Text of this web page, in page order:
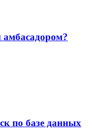
амбасадором?
по базе данных